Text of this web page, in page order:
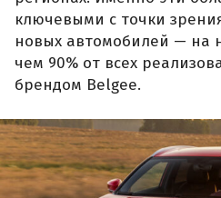
ключевыми с точки
новых автомобилей — на
чем 90% от всех
брендом Belgee.